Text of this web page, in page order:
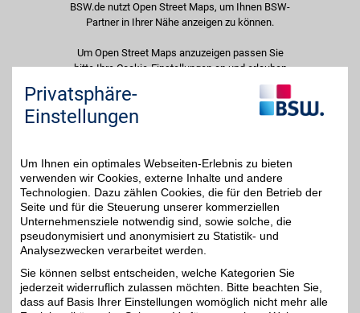
BSW.de nutzt Open Street Maps, um Ihnen BSW-
Partner in Ihrer Nähe anzeigen zu können.
Um Open Street Maps anzuzeigen passen Sie
bitte Ihre Cookie-Einstellungen an und erlauben
Sie "Externe Inhalte". Diese Auswahl können Sie
jederzeit über die Cookie-Einstellungen im
unteren Seitenbereich ändern.
Adresse
Markt 9
99718 Greußen
Filialen in der Nähe
Privatsphäre-
Einstellungen
Um Ihnen ein optimales Webseiten-Erlebnis zu bieten
verwenden wir Cookies, externe Inhalte und andere
Technologien. Dazu zählen Cookies, die für den Betrieb der
Seite und für die Steuerung unserer kommerziellen
Unternehmensziele notwendig sind, sowie solche, die
pseudonymisiert und anonymisiert zu Statistik- und
Analysezwecken verarbeitet werden.
Sie können selbst entscheiden, welche Kategorien Sie
jederzeit widerruflich zulassen möchten. Bitte beachten Sie,
dass auf Basis Ihrer Einstellungen womöglich nicht mehr alle